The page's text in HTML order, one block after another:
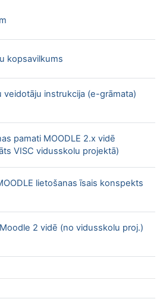
kopsavilkums
veidotāju instrukcija (e-grāmata)
pamati MOODLE 2.x vidē
VISC vidusskolu projektā)
lietošanas īsais konspekts
2 vidē (no vidusskolu proj.)